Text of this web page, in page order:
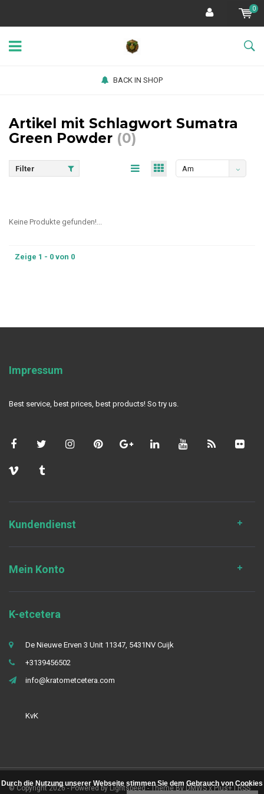
0
BACK IN SHOP
Artikel mit Schlagwort Sumatra
Green Powder (0)
Filter
Am
Keine Produkte gefunden!...
Zeige 1 - 0 von 0
Impressum
Best service, best prices, best products! So try us.
Kundendienst
Mein Konto
K-etcetera
De Nieuwe Erven 3 Unit 11347, 5431NV Cuijk
+3139456502
info@kratometcetera.com
KvK
© Copyright 2026 - Powered byLightspeed- Theme By DMWSxPlus+|RSS
Durch die Nutzung unserer Webseite stimmen Sie dem Gebrauch von Cookies